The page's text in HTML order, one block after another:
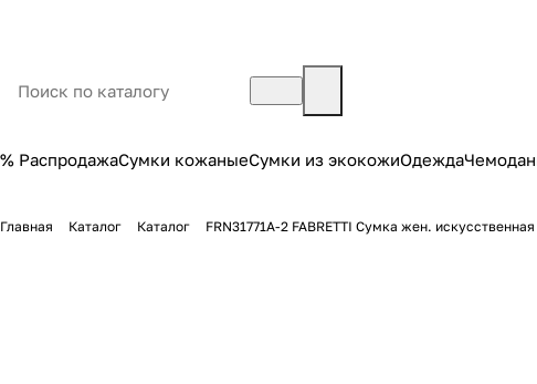
% РаспродажаСумки кожаныеСумки из экокожиОдежда
Главная Каталог Каталог FRN31771A-2 FABRETTI Сумка жен.